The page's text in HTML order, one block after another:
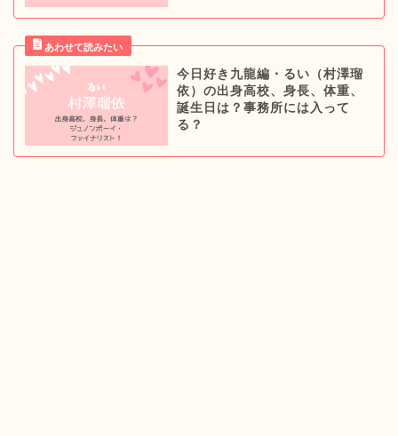
今日好き九龍編・るい（村澤瑠
依）の出身高校、身長、体重、
誕生日は？事務所には入って
る？